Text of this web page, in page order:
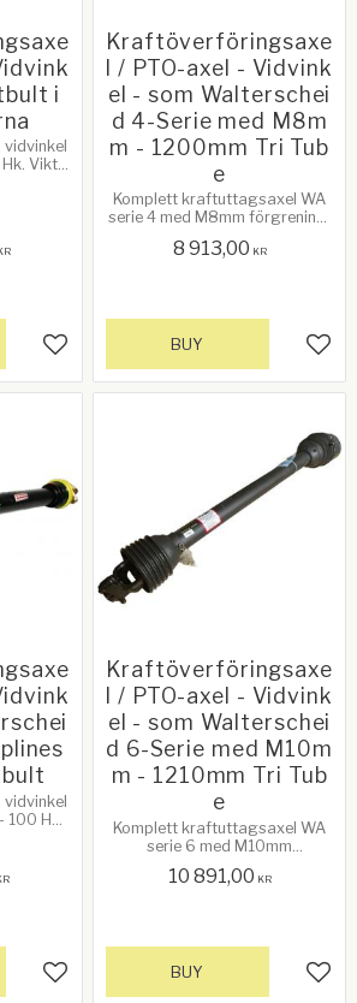
i
Vikt:
Add to favorites
Kraftöverföringsaxe
l / PTO-axel - Vidvink
el - som Walterschei
d 4-Serie med M8m
m - 1200mm Tri Tub
e
Komplett kraftuttagsaxel WA
serie 4 med M8mm förgrening.
stängt läge.
8 913,00 KR
BUY
Hk.
Add to favorites
Kraftöverföringsaxe
l / PTO-axel - Vidvink
el - som Walterschei
d 6-Serie med M10m
m - 1210mm Tri Tub
e
Komplett kraftuttagsaxel WA
serie 6 med M10mm
ände i stängt läge.
10 891,00 KR
BUY